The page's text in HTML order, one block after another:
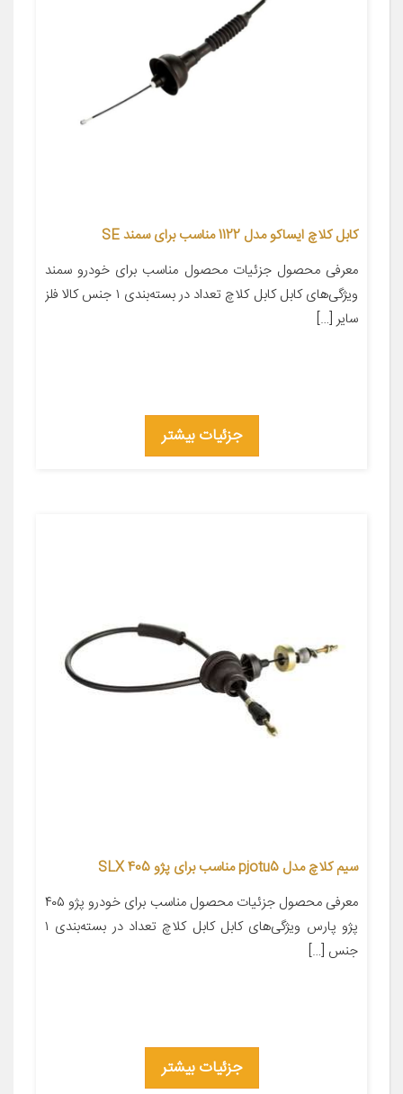
کابل کلاچ ایساکو مدل 1122 مناسب برای سمند SE
معرفی محصول جزئیات محصول مناسب برای خودرو سمند
ویژگی‌های کابل کابل کلاچ تعداد در بسته‌بندی ۱ جنس کالا فلز
سایر […]
جزئیات بیشتر
سیم کلاچ مدل pjotu5 مناسب برای پژو 405 SLX
معرفی محصول جزئیات محصول مناسب برای خودرو پژو ۴۰۵
پژو پارس ویژگی‌های کابل کابل کلاچ تعداد در بسته‌بندی ۱
جنس […]
جزئیات بیشتر